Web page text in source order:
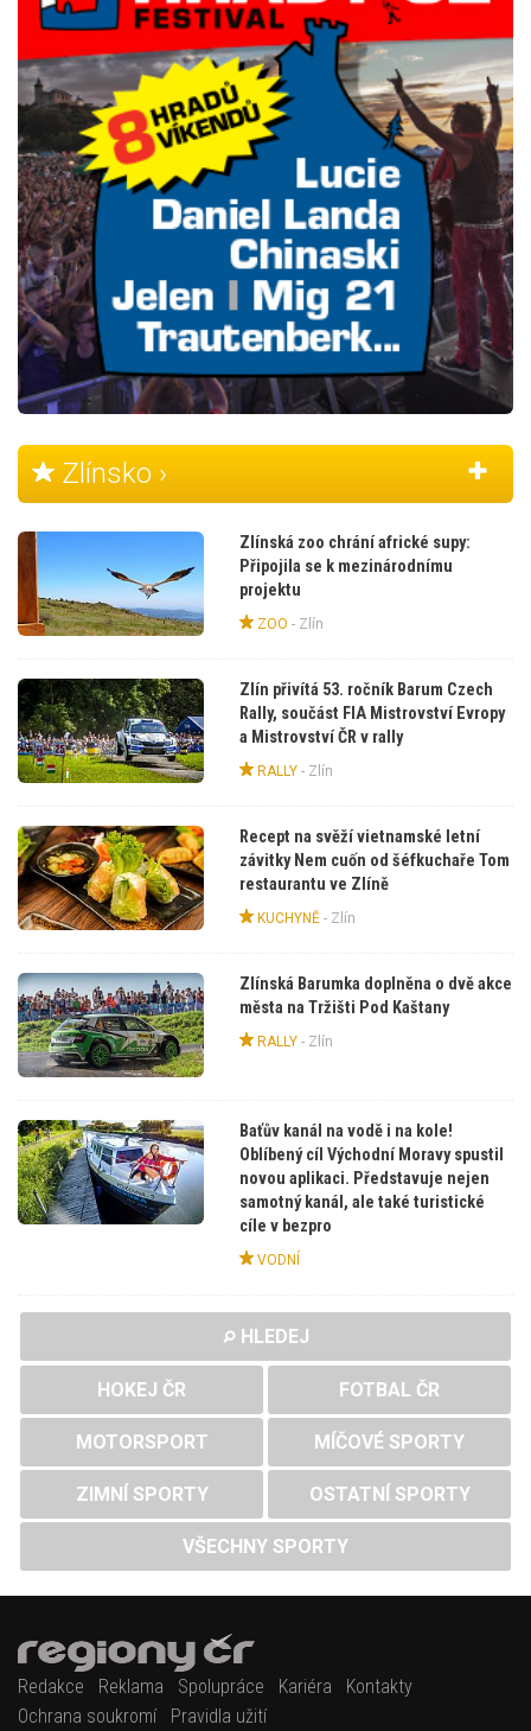
Zlínsko ›
Zlínská zoo chrání africké supy:
Připojila se k mezinárodnímu
projektu
ZOO - Zlín
Zlín přivítá 53. ročník Barum Czech
Rally, součást FIA Mistrovství Evropy
a Mistrovství ČR v rally
RALLY- Zlín
Recept na svěží vietnamské letní
závitky Nem cuốn od šéfkuchaře Tom
restaurantu ve Zlíně
KUCHYNĚ- Zlín
Zlínská Barumka doplněna o dvě akce
města na Tržišti Pod Kaštany
RALLY- Zlín
Baťův kanál na vodě i na kole!
Oblíbený cíl Východní Moravy spustil
novou aplikaci. Představuje nejen
samotný kanál, ale také turistické
cíle v bezpro
VODNÍ
HLEDEJ
HOKEJ ČR FOTBAL ČR
MOTORSPORT MÍČOVÉ SPORTY
ZIMNÍ SPORTY OSTATNÍ SPORTY
VŠECHNY SPORTY
Redakce Reklama Spolupráce Kariéra
Kontakty
Ochrana soukromí
Pravidla užití